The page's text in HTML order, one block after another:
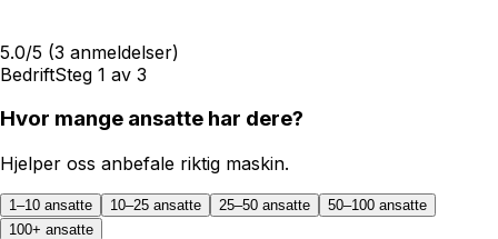
5.0/5 (3 anmeldelser)
BedriftSteg 1 av 3
Hvor mange ansatte har dere?
Hjelper oss anbefale riktig maskin.
1–10 ansatte 10–25 ansatte 25–50 ansatte
50–100 ansatte
100+ ansatte